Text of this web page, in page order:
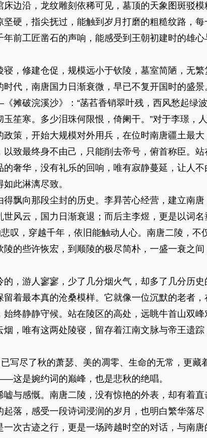
边沿，龙纹雕刻依稀可见，墓顶的天象图斑驳模
硬，指尖抚过，能触到岁月打磨的粗糙纹路，每
前工匠凿石的声响，能感受到王朝初建时的雄心
修建仓促，规模远小于钦陵，墓室简陋，无繁
代，南唐国力日渐衰微，早已不复开国时的盛景
破浣溪沙》：“菡萏香销翠叶残，西风愁起绿波
笙寒。多少泪珠何限恨，倚阑干。”对于李璟，
策，开始大规模对外用兵，在位时南唐疆土最大
致最终身不由己，只能削去帝号，俯首称臣。站
奢华，没有礼乐的回响，唯有寂静蔓延，让人不
此淋漓尽致。
向那段尘封的历史。李昪苦心经营，建立南唐
风云，国力日渐衰退；而后主李煜，更是以词名
叹，穿越千年，依旧能触动人心。南唐二陵，不
的些许恢宏，到顺陵的极尽简朴，一盛一衰之间
游人寥寥，少了几分烟火气，却多了几分历史
着最本真的沧桑模样。它就像一位沉默的老者，
终静静守候。站在陵区的高处，远眺牛首山双峰
，唯有这两处陵寝，留存着江南文脉与帝王遗踪
尽了秋的萧瑟、美的凋零、生命的无常，更藏
这是婉约词的巅峰，也是悲秋的绝唱。
感慨。南唐二陵，没有惊艳的外表，却有着直
落，感受一段诗词浸润的岁月，也明白繁华落尽
次古迹之行，更是一场跨越时空的对话，与南唐